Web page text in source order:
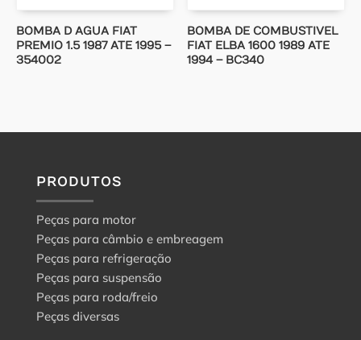
BOMBA D AGUA FIAT
PREMIO 1.5 1987 ATE 1995 –
354002
BOMBA DE COMBUSTIVEL
FIAT ELBA 1600 1989 ATE
1994 – BC340
PRODUTOS
Peças para motor
Peças para câmbio e embreagem
Peças para refrigeração
Peças para suspensão
Peças para roda/freio
Peças diversas